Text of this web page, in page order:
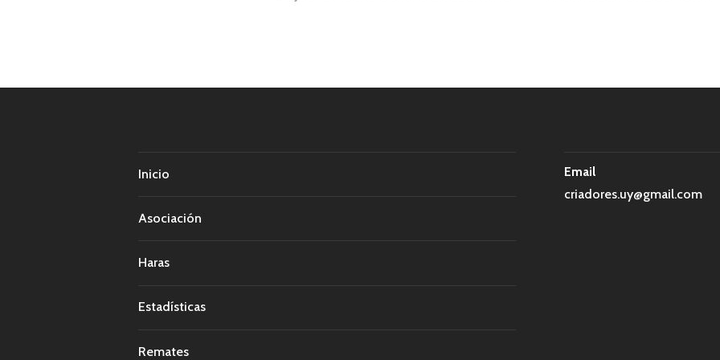
Inicio
Asociación
Haras
Estadísticas
Remates
Email
criadores.uy@gmail.com